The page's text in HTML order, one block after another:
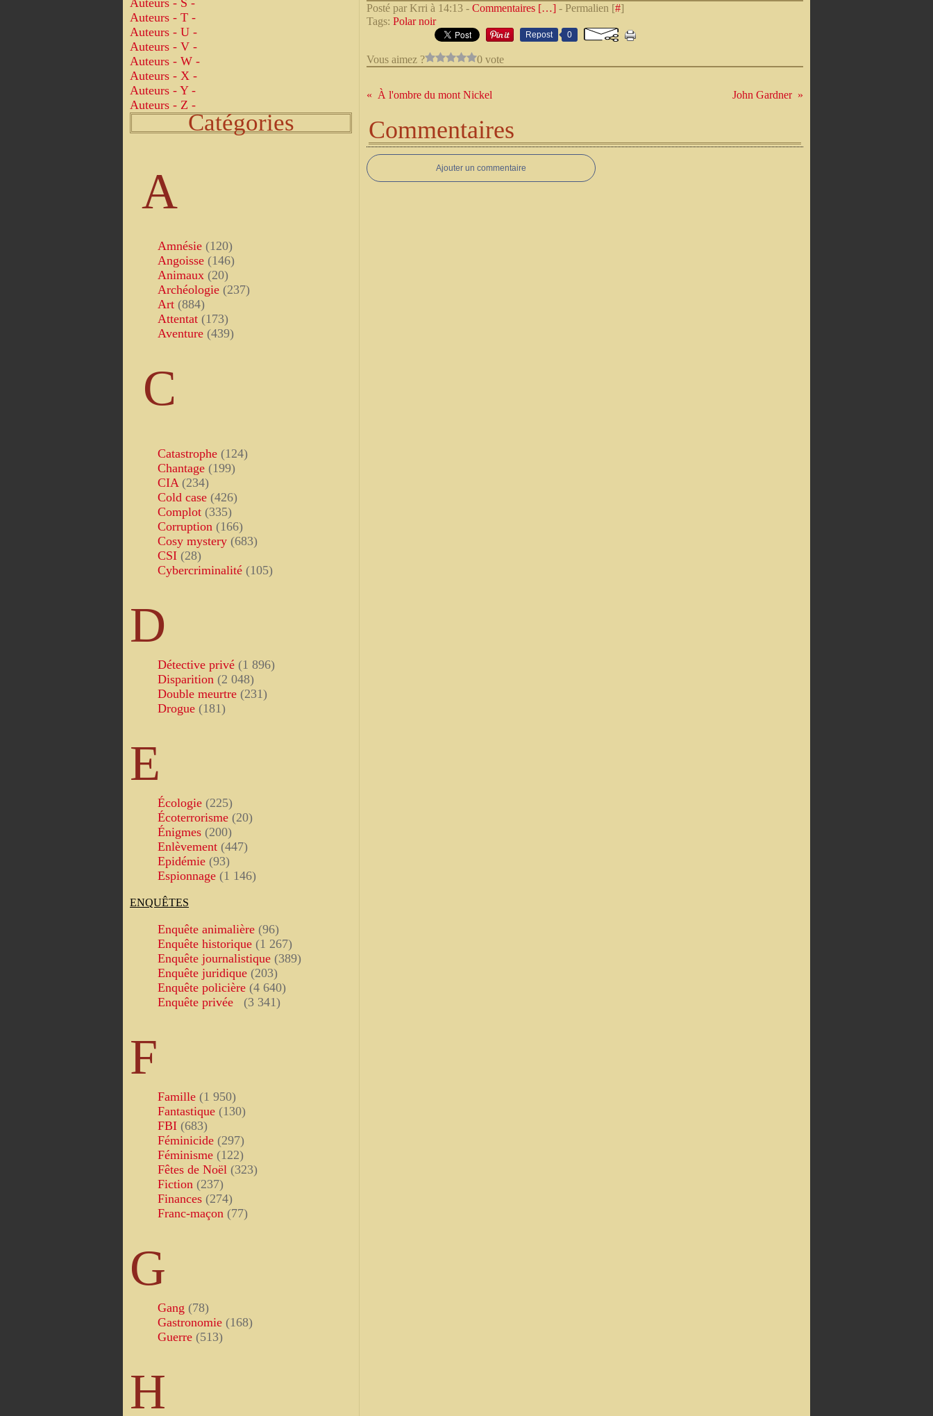
Auteurs - S -
Auteurs - T -
Auteurs - U -
Auteurs - V -
Auteurs - W -
Auteurs - X -
Auteurs - Y -
Auteurs - Z -
Catégories
A
Amnésie (120)
Angoisse (146)
Animaux (20)
Archéologie (237)
Art (884)
Attentat (173)
Aventure (439)
C
Catastrophe (124)
Chantage (199)
CIA (234)
Cold case (426)
Complot (335)
Corruption (166)
Cosy mystery (683)
CSI (28)
Cybercriminalité (105)
D
Détective privé (1 896)
Disparition (2 048)
Double meurtre (231)
Drogue (181)
E
Écologie (225)
Écoterrorisme (20)
Énigmes (200)
Enlèvement (447)
Epidémie (93)
Espionnage (1 146)
ENQUÊTES
Enquête animalière (96)
Enquête historique (1 267)
Enquête journalistique (389)
Enquête juridique (203)
Enquête policière (4 640)
Enquête privée
(3 341)
F
Famille (1 950)
Fantastique (130)
FBI (683)
Féminicide (297)
Féminisme (122)
Fêtes de Noël (323)
Fiction (237)
Finances (274)
Franc-maçon (77)
G
Gang (78)
Gastronomie (168)
Guerre (513)
H
Posté par Krri à 14:13 - Commentaires […] - Permalien [#]
Tags: Polar noir
Repost 0
Vous aimez ? 0 vote
À l'ombre du mont Nickel John Gardner
Commentaires
Ajouter un commentaire